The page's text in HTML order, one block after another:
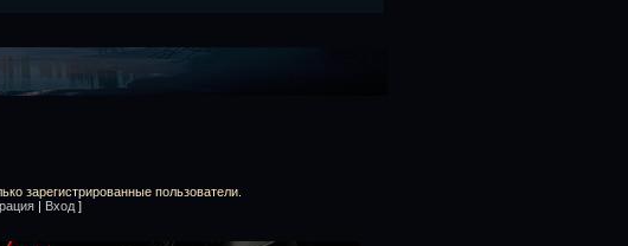
зарегистрированные пользователи.
| Вход ]